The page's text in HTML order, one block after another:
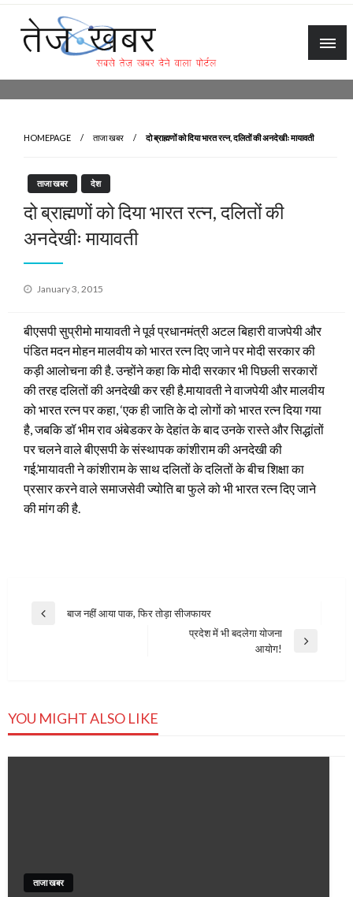
Skip
content
HOMEPAGE ताजा खबर दो ब्राह्मणों को दिया भारत रत्न, दलितों की अनदेखीः मायावती
ताजा खबर देश
दो ब्राह्मणों को दिया भारत रत्न, दलितों की
अनदेखीः मायावती
Posted
January 3, 2015
बीएसपी सुप्रीमो मायावती ने पूर्व प्रधानमंत्री अटल बिहारी वाजपेयी और
पंडित मदन मोहन मालवीय को भारत रत्न दिए जाने पर मोदी सरकार की
कड़ी आलोचना की है. उन्होंने कहा कि मोदी सरकार भी पिछली सरकारों
की तरह दलितों की अनदेखी कर रही है.मायावती ने वाजपेयी और मालवीय
को भारत रत्न पर कहा, ‘एक ही जाति के दो लोगों को भारत रत्न दिया गया
है, जबकि डॉ भीम राव अंबेडकर के देहांत के बाद उनके रास्ते और सिद्धांतों
पर चलने वाले बीएसपी के संस्थापक कांशीराम की अनदेखी की
गई.’मायावती ने कांशीराम के साथ दलितों के दलितों के बीच शिक्षा का
प्रसार करने वाले समाजसेवी ज्योति बा फुले को भी भारत रत्न दिए जाने
की मांग की है.
Post
Previous
बाज नहीं आया पाक, फिर तोड़ा सीजफायर
प्रदेश में भी बदलेगा योजना
आयोग!
YOU MIGHT ALSO LIKE
ताजा खबर